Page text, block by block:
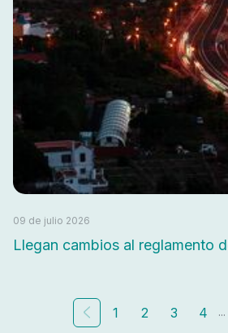
09 de julio 2026
Llegan cambios al reglamento
1 2 3 4 ...